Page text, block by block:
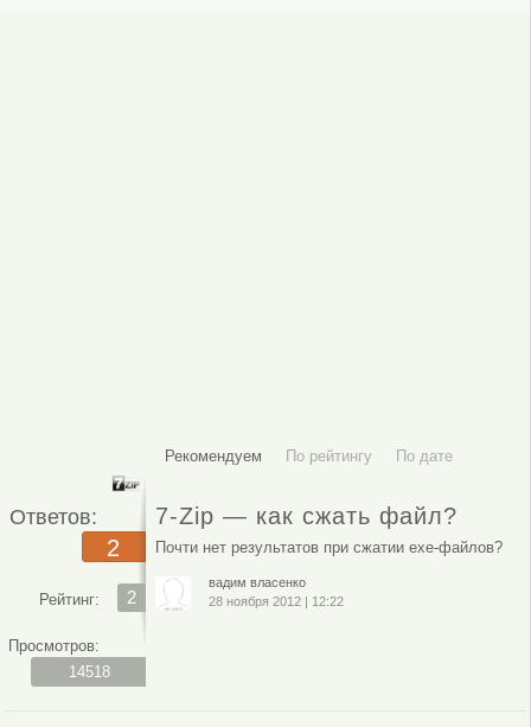
Рекомендуем По рейтингу По дате
Ответов:
2
Рейтинг: 2
Просмотров:
14518
7-Zip — как сжать файл?
Почти нет результатов при сжатии exe-файлов?
вадим власенко
28 ноября 2012| 12:22